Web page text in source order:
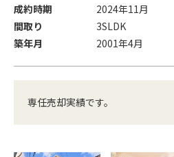
成約時期
2024年11月
間取り
3SLDK
築年月
2001年4月
専任売却実績です。